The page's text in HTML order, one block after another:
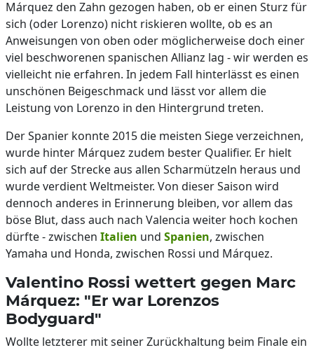
Márquez den Zahn gezogen haben, ob er einen Sturz für
sich (oder Lorenzo) nicht riskieren wollte, ob es an
Anweisungen von oben oder möglicherweise doch einer
viel beschworenen spanischen Allianz lag - wir werden es
vielleicht nie erfahren. In jedem Fall hinterlässt es einen
unschönen Beigeschmack und lässt vor allem die
Leistung von Lorenzo in den Hintergrund treten.
Der Spanier konnte 2015 die meisten Siege verzeichnen,
wurde hinter Márquez zudem bester Qualifier. Er hielt
sich auf der Strecke aus allen Scharmützeln heraus und
wurde verdient Weltmeister. Von dieser Saison wird
dennoch anderes in Erinnerung bleiben, vor allem das
böse Blut, dass auch nach Valencia weiter hoch kochen
dürfte - zwischen Italien und Spanien, zwischen
Yamaha und Honda, zwischen Rossi und Márquez.
Valentino Rossi wettert gegen Marc
Márquez: "Er war Lorenzos
Bodyguard"
Wollte letzterer mit seiner Zurückhaltung beim Finale ein